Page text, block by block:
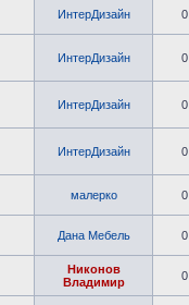
ИнтерДизайн 0
ИнтерДизайн 0
ИнтерДизайн 0
ИнтерДизайн 0
малерко 0
Дана Мебель 0
Никонов
Владимир
0